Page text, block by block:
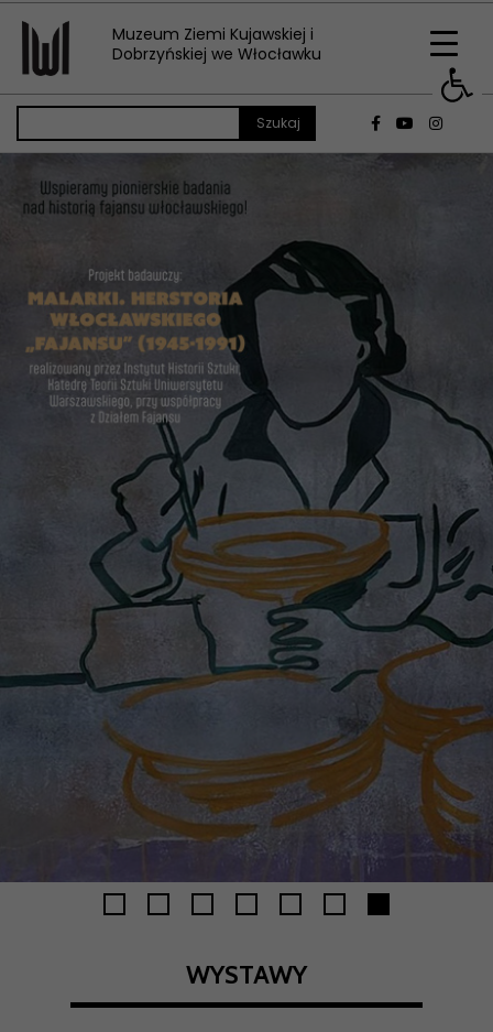
Muzeum Ziemi Kujawskiej i
Dobrzyńskiej we Włocławku
WYSTAWY